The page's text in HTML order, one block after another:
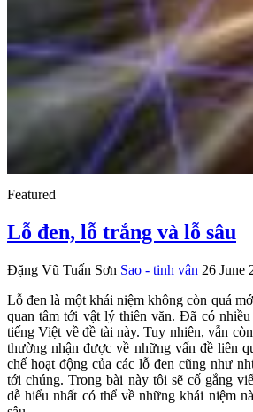
Featured
Lỗ đen, lỗ trắng và lỗ sâu
Đặng Vũ Tuấn Sơn Sao - tinh vân 26 June
Lỗ đen là một khái niệm không còn quá
quan tâm tới vật lý thiên văn. Đã có
tiếng Việt về đề tài này. Tuy nhiên, vẫn
thường nhận được về những vấn đề liên
chế hoạt động của các lỗ đen cũng như
tới chúng. Trong bài này tôi sẽ cố gắng
dễ hiểu nhất có thể về những khái niệm